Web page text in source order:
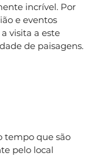
incrível. Por
e eventos
visita a este
de paisagens.
tempo que são
pelo local